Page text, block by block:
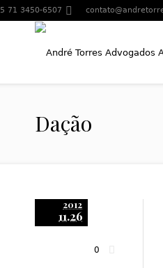
71 3450-6507
Dação
2012
11.26
0